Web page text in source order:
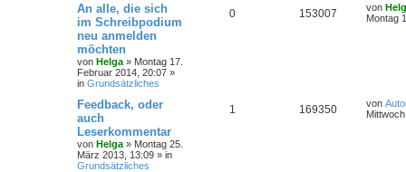
An alle, die sich
im Schreibpodium
neu anmelden
möchten
von Helga » Montag 17.
Februar 2014, 20:07 »
in Grundsätzliches
0 153007 von
Montag
Feedback, oder
auch
Leserkommentar
von Helga » Montag 25.
März 2013, 13:09 » in
Grundsätzliches
1 169350 von